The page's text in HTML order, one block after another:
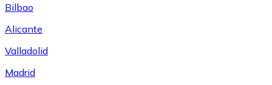
Bilbao
Alicante
Valladolid
Madrid